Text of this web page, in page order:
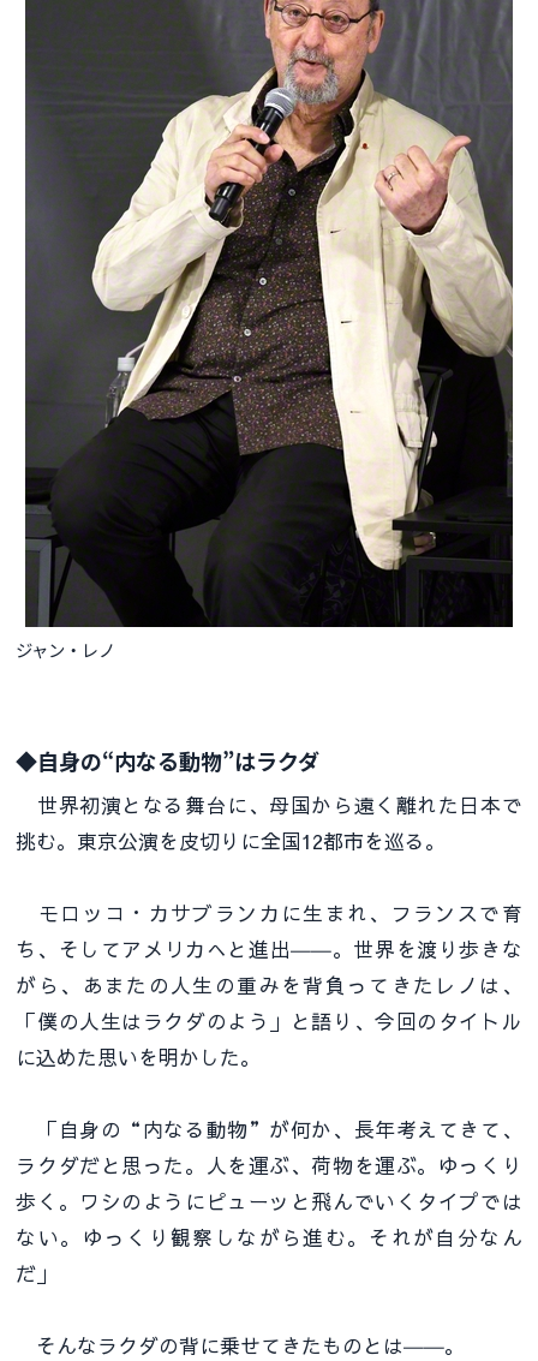
ジャン・レノ
◆自身の“内なる動物”はラクダ
世界初演となる舞台に、母国から遠く離れた日本で
挑む。東京公演を皮切りに全国12都市を巡る。
モロッコ・カサブランカに生まれ、フランスで育
ち、そしてアメリカへと進出――。世界を渡り歩きな
がら、あまたの人生の重みを背負ってきたレノは、
「僕の人生はラクダのよう」と語り、今回のタイトル
に込めた思いを明かした。
「自身の“内なる動物”が何か、長年考えてきて、
ラクダだと思った。人を運ぶ、荷物を運ぶ。ゆっくり
歩く。ワシのようにピューッと飛んでいくタイプでは
ない。ゆっくり観察しながら進む。それが自分なん
だ」
そんなラクダの背に乗せてきたものとは――。